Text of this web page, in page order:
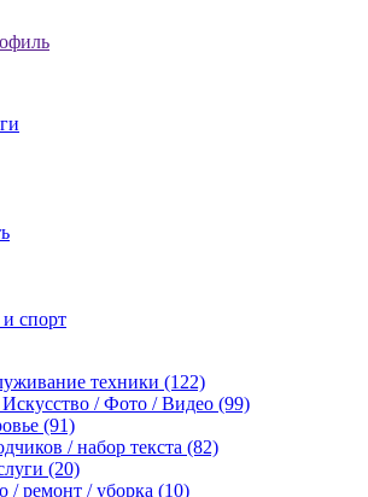
спорт
техники (122)
Искусство / Фото / Видео (99)
(91)
/ набор текста (82)
(20)
/ ремонт / уборка (10)